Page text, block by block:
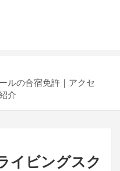
ルの合宿免許｜アクセ
介
イビングスク